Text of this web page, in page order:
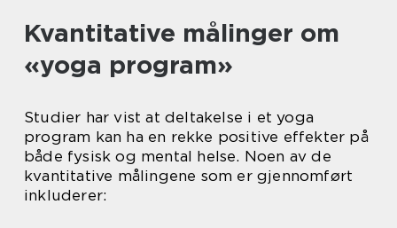
Kvantitative målinger om
«yoga program»
Studier har vist at deltakelse i et yoga
program kan ha en rekke positive effekter på
både fysisk og mental helse. Noen av de
kvantitative målingene som er gjennomført
inkluderer: